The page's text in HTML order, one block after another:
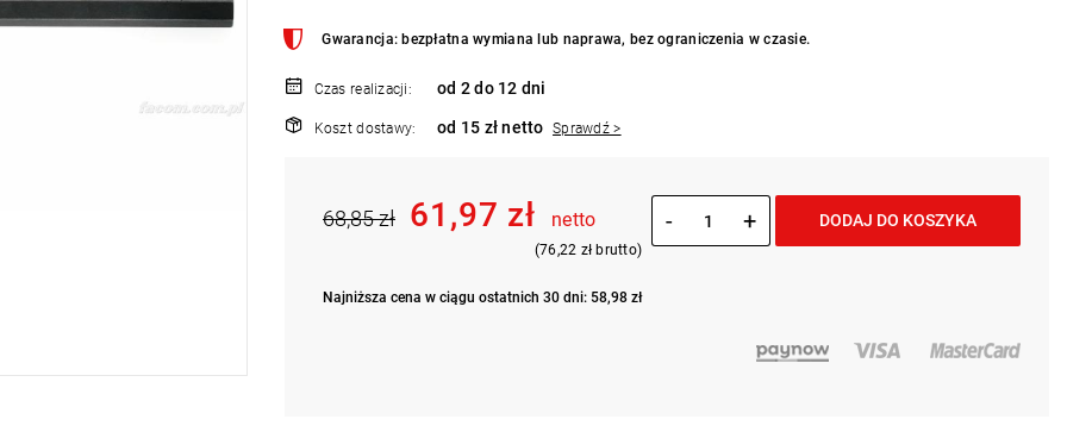
Gwarancja: bezpłatna wymiana lub naprawa, bez ograniczenia w czasie.
Czas realizacji: od 2 do 12 dni
Koszt dostawy: od 15 zł netto Sprawdź >
68,85 zł 61,97 zł netto
(76,22 zł brutto)
Najniższa cena w ciągu ostatnich 30 dni: 58,98 zł
- + DODAJ DO KOSZYKA